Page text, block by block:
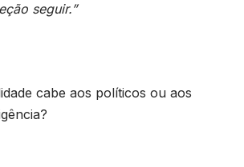
seguir.”
cabe aos políticos ou aos